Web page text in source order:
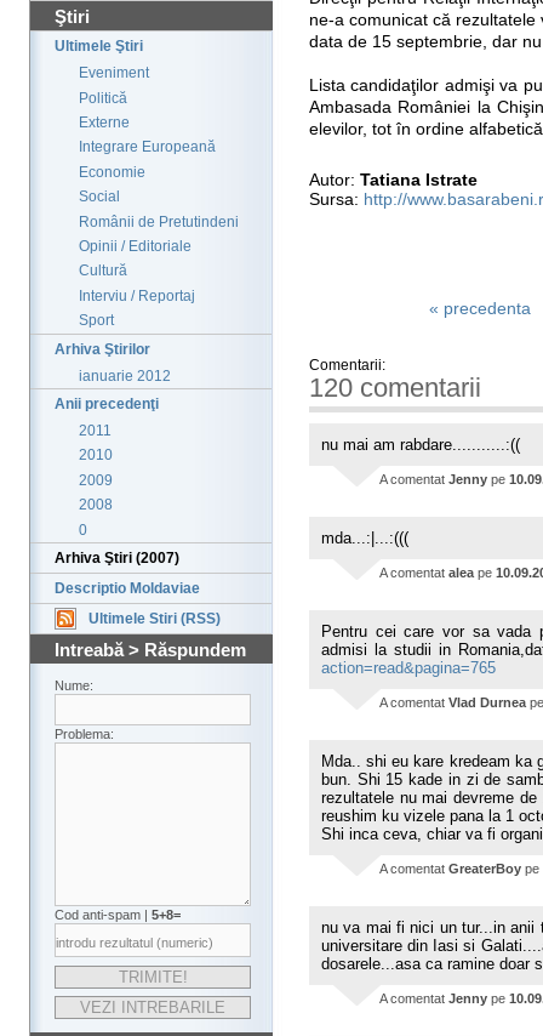
Ştiri
Ultimele Ştiri
Eveniment
Politică
Externe
Integrare Europeană
Economie
Social
Românii de Pretutindeni
Opinii / Editoriale
Cultură
Interviu / Reportaj
Sport
Arhiva Ştirilor
ianuarie 2012
Anii precedenţi
2011
2010
2009
2008
0
Arhiva Ştiri (2007)
Descriptio Moldaviae
Ultimele Stiri (RSS)
Intreabă > Răspundem
Nume:
Problema:
Cod anti-spam | 5+8=
ne-a comunicat că rezultatele
data de 15 septembrie, dar
Lista candidaţilor admişi va
Ambasada României la
elevilor, tot în ordine
Autor: Tatiana Istrate
Sursa: http://
« precedenta
Comentarii:
120 comentarii
nu mai am rabdare...........:((
A comentat Jenny pe
mda...:|...:(((
A comentat alea pe
Pentru cei care vor sa vada
admisi la studii in
action=read&pagina=765
A comentat Vlad Durnea
Mda.. shi eu kare kredeam ka
bun. Shi 15 kade in zi de
rezultatele nu mai devreme
reushim ku vizele pana la 1
Shi inca ceva, chiar va fi
A comentat GreaterBoy pe
nu va mai fi nici un tur...in
universitare din Iasi si
dosarele...asa ca ramine doar
A comentat Jenny pe